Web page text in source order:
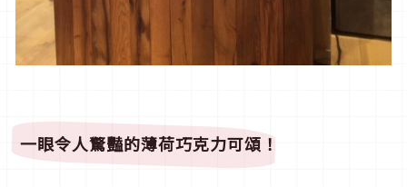
一眼令人驚豔的薄荷巧克力可頌！